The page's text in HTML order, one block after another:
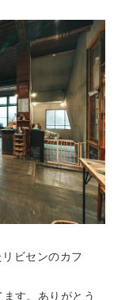
ビセンのカフ
す。ありがとう